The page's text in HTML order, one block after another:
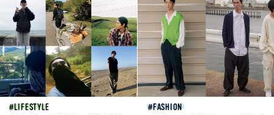
LIFESTYLE
FASHION